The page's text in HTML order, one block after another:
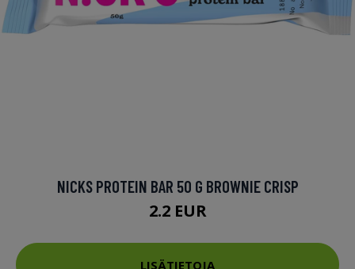
NICKS PROTEIN BAR 50 G BROWNIE CRISP
2.2 EUR
LISÄTIETOJA